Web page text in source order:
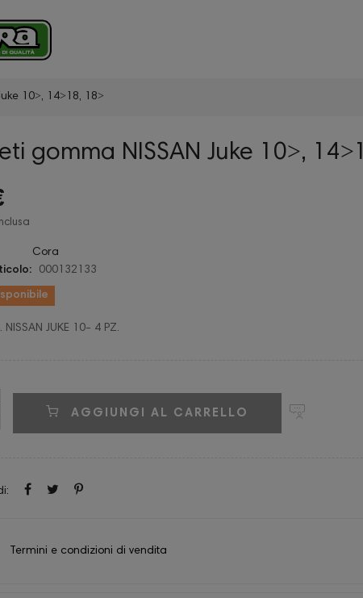
10˃, 14˃18, 18˃
gomma NISSAN Juke 10˃,
Cora
000132133
NISSAN JUKE 10- 4 PZ.
AGGIUNGI AL CARRELLO
Termini e condizioni di vendita